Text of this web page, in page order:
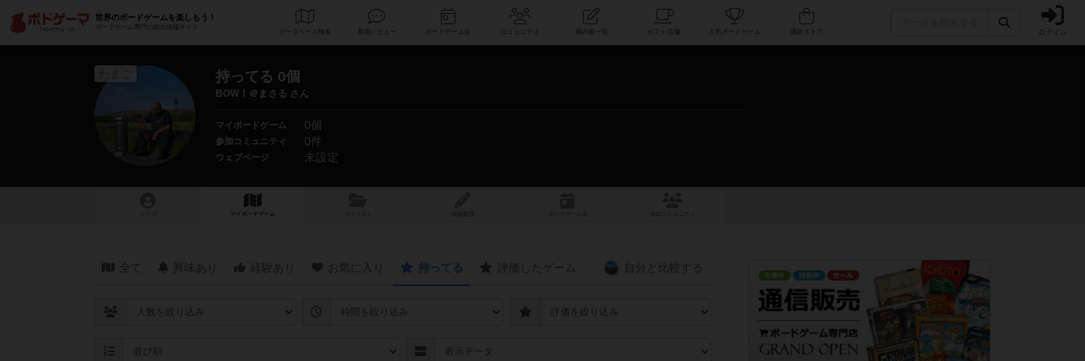
世界のボードゲームを楽しもう！
ボードゲーム専門の総合情報サイト
データベース コミュニティ 人気ボードゲーム ログイン
持ってる 0個
BOW！＠まさる さん
マイボードゲーム 0個
参加コミュニティ 0件
ウェブページ 未設定
マイボードゲーム
全て 興味あり 経験あり お気に入り 持ってる 評価したゲーム 自分と 比較する